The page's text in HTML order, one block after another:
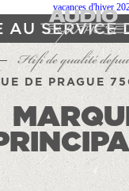
AU SERVICE
Hifi de qualité
DE PRAGUE